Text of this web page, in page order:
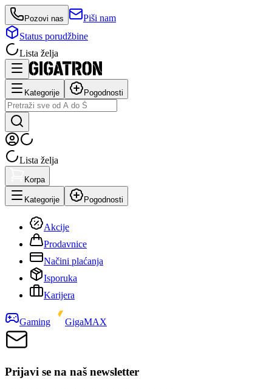
Pozovi nas
Piši nam
Status porudžbine
Lista želja
Kategorije Pogodnosti
Lista želja
Korpa
Kategorije Pogodnosti
Akcije
Prodavnice
Načini plaćanja
Isporuka
Karijera
Gaming GigaMAX
Prijavi se na naš newsletter